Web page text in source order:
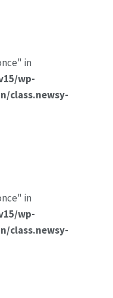
in
wp-
class.newsy-
in
wp-
class.newsy-